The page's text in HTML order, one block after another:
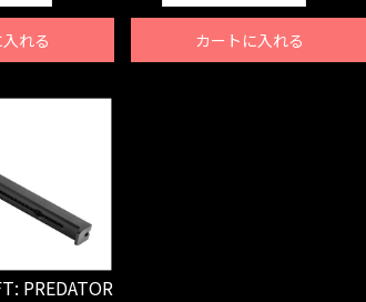
れる カートに入れる
PREDATOR